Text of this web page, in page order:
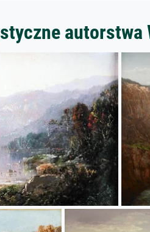
autorstwa